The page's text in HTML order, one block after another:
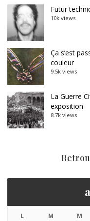
Futur
10k views
Ça s’est
couleur
9.5k views
La Guerre
exposition
8.7k views
L M M